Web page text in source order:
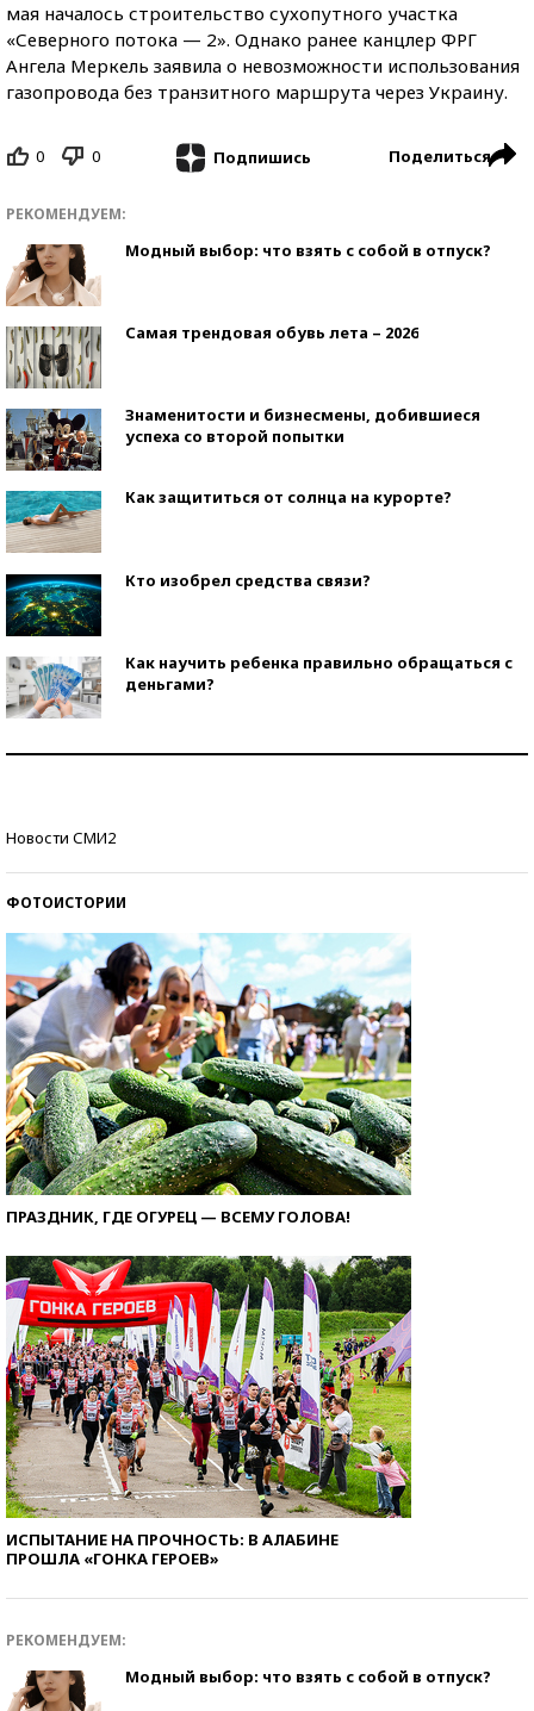
мая началось строительство сухопутного участка
«Северного потока — 2». Однако ранее канцлер ФРГ
Ангела Меркель заявила о невозможности использования
газопровода без транзитного маршрута через Украину.
0 0 Подпишись Поделиться
РЕКОМЕНДУЕМ:
Модный выбор: что взять с собой в отпуск?
Самая трендовая обувь лета – 2026
Знаменитости и бизнесмены, добившиеся
успеха со второй попытки
Как защититься от солнца на курорте?
Кто изобрел средства связи?
Как научить ребенка правильно обращаться с
деньгами?
Новости СМИ2
ФОТОИСТОРИИ
ПРАЗДНИК, ГДЕ ОГУРЕЦ — ВСЕМУ ГОЛОВА!
ИСПЫТАНИЕ НА ПРОЧНОСТЬ: В АЛАБИНЕ
ПРОШЛА «ГОНКА ГЕРОЕВ»
РЕКОМЕНДУЕМ:
Модный выбор: что взять с собой в отпуск?